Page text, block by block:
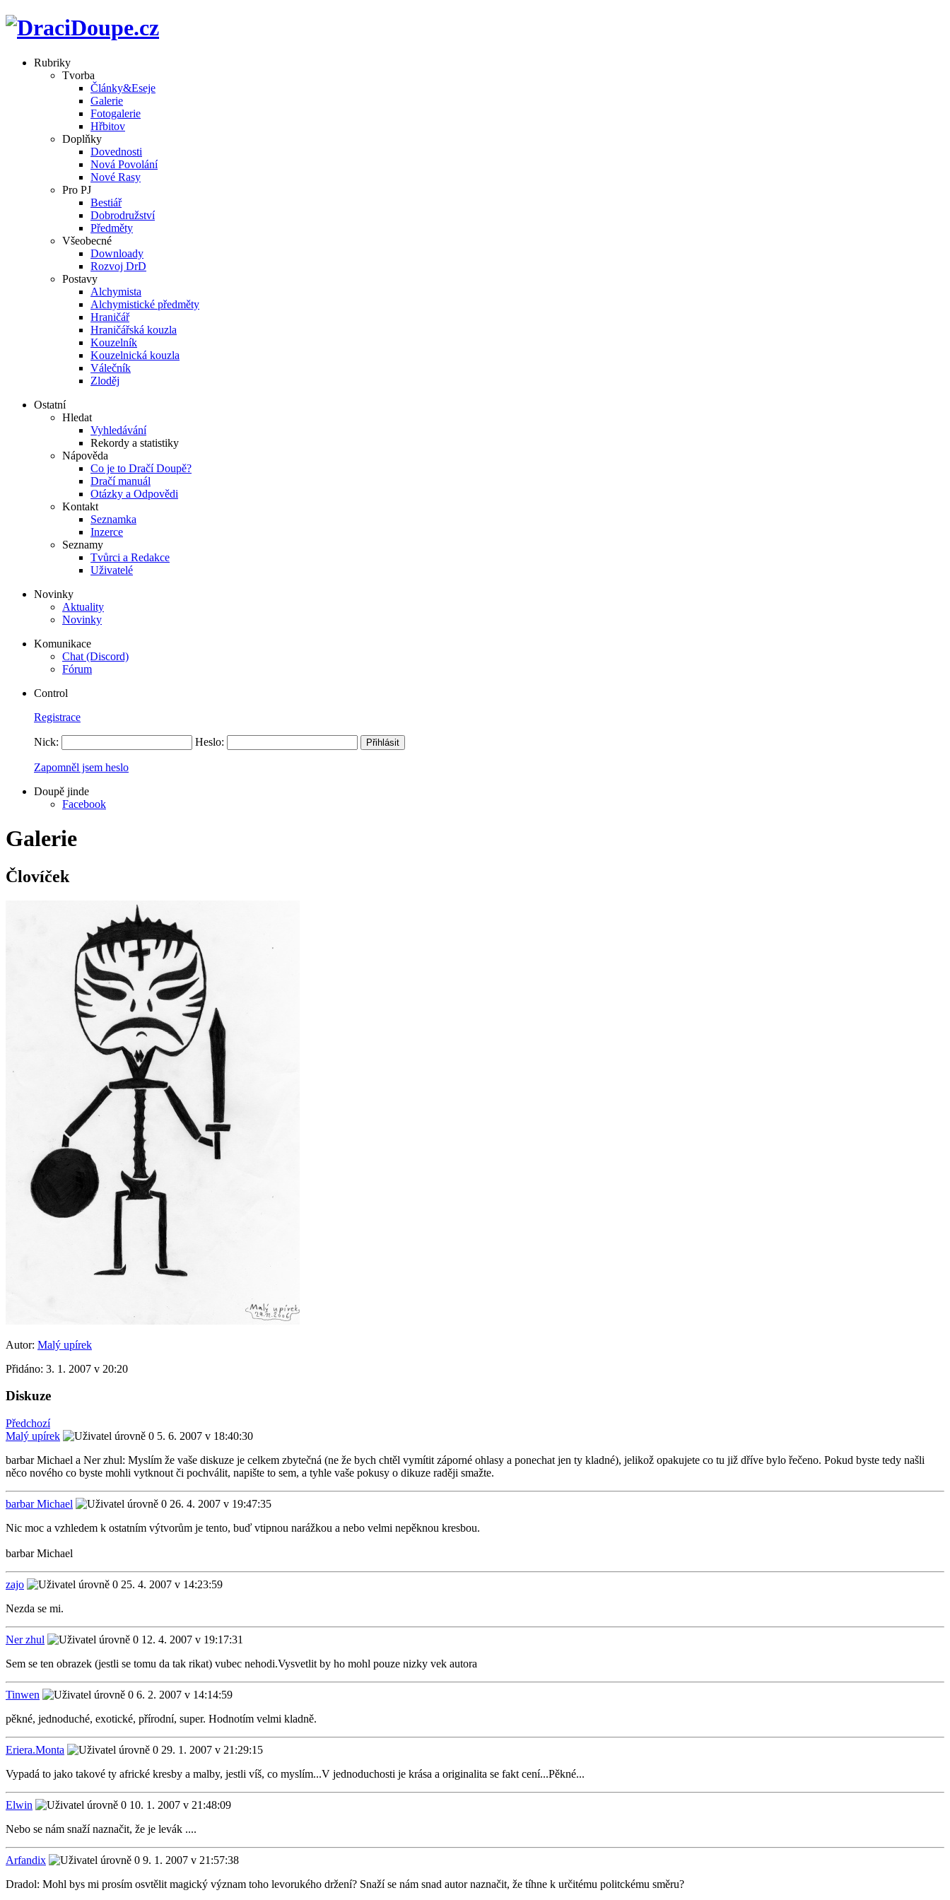
Rubriky
Tvorba
Články&Eseje
Galerie
Fotogalerie
Hřbitov
Doplňky
Dovednosti
Nová Povolání
Nové Rasy
Pro PJ
Bestiář
Dobrodružství
Předměty
Všeobecné
Downloady
Rozvoj DrD
Postavy
Alchymista
Alchymistické předměty
Hraničář
Hraničářská kouzla
Kouzelník
Kouzelnická kouzla
Válečník
Zloděj
Ostatní
Hledat
Vyhledávání
Rekordy a statistiky
Nápověda
Co je to Dračí Doupě?
Dračí manuál
Otázky a Odpovědi
Kontakt
Seznamka
Inzerce
Seznamy
Tvůrci a Redakce
Uživatelé
Novinky
Aktuality
Novinky
Komunikace
Chat (Discord)
Fórum
Control
Registrace
Nick: Heslo:
Zapomněl jsem heslo
Doupě jinde
Facebook
Galerie
Človíček
Autor: Malý upírek
Přidáno: 3. 1. 2007 v 20:20
Diskuze
Předchozí
Malý upírek
5. 6. 2007 v 18:40:30
barbar Michael a Ner zhul: Myslím že vaše diskuze je celkem zbytečná (ne že bych chtěl vymítit záporné ohlasy a ponechat jen ty kladné), jelikož opakujete co tu již dříve bylo řečeno. Pokud byste tedy našli
něco nového co byste mohli vytknout či pochválit, napište to sem, a tyhle vaše pokusy o dikuze raději smažte.
barbar Michael
26. 4. 2007 v 19:47:35
Nic moc a vzhledem k ostatním výtvorům je tento, buď vtipnou narážkou a nebo velmi nepěknou kresbou.
barbar Michael
zajo
25. 4. 2007 v 14:23:59
Nezda se mi.
Ner zhul
12. 4. 2007 v 19:17:31
Sem se ten obrazek (jestli se tomu da tak rikat) vubec nehodi.Vysvetlit by ho mohl pouze nizky vek autora
Tinwen
6. 2. 2007 v 14:14:59
pěkné, jednoduché, exotické, přírodní, super. Hodnotím velmi kladně.
Eriera.Monta
29. 1. 2007 v 21:29:15
Vypadá to jako takové ty africké kresby a malby, jestli víš, co myslím...V jednoduchosti je krása a originalita se fakt cení...Pěkné...
Elwin
10. 1. 2007 v 21:48:09
Nebo se nám snaží naznačit, že je levák ....
Arfandix
9. 1. 2007 v 21:57:38
Dradol: Mohl bys mi prosím osvtělit magický význam toho levorukého držení? Snaží se nám snad autor naznačit, že tíhne k určitému politckému směru?